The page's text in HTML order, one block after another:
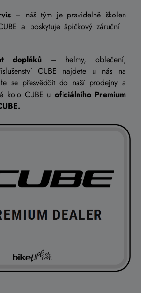
– náš tým je pravidelně školen
a poskytuje špičkový záruční i
doplňků – helmy, oblečení,
CUBE najdete u nás na
se přesvědčit do naší prodejny a
kolo CUBE u oficiálního Premium